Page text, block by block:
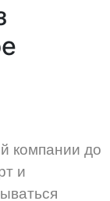
компании до
и